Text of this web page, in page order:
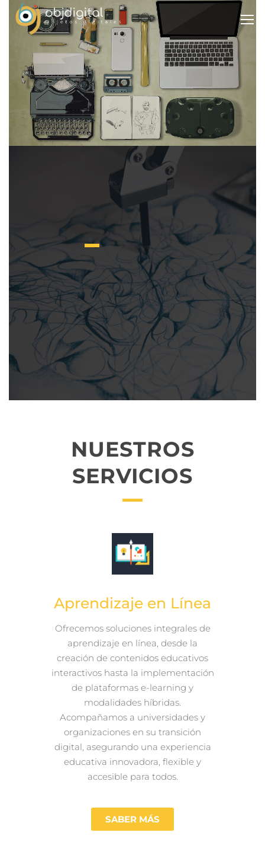
NUESTROS
SERVICIOS
Aprendizaje en Línea
Ofrecemos soluciones integrales de
aprendizaje en línea, desde la
creación de contenidos educativos
interactivos hasta la implementación
de plataformas e-learning y
modalidades híbridas.
Acompañamos a universidades y
organizaciones en su transición
digital, asegurando una experiencia
educativa innovadora, flexible y
accesible para todos.
SABER MÁS